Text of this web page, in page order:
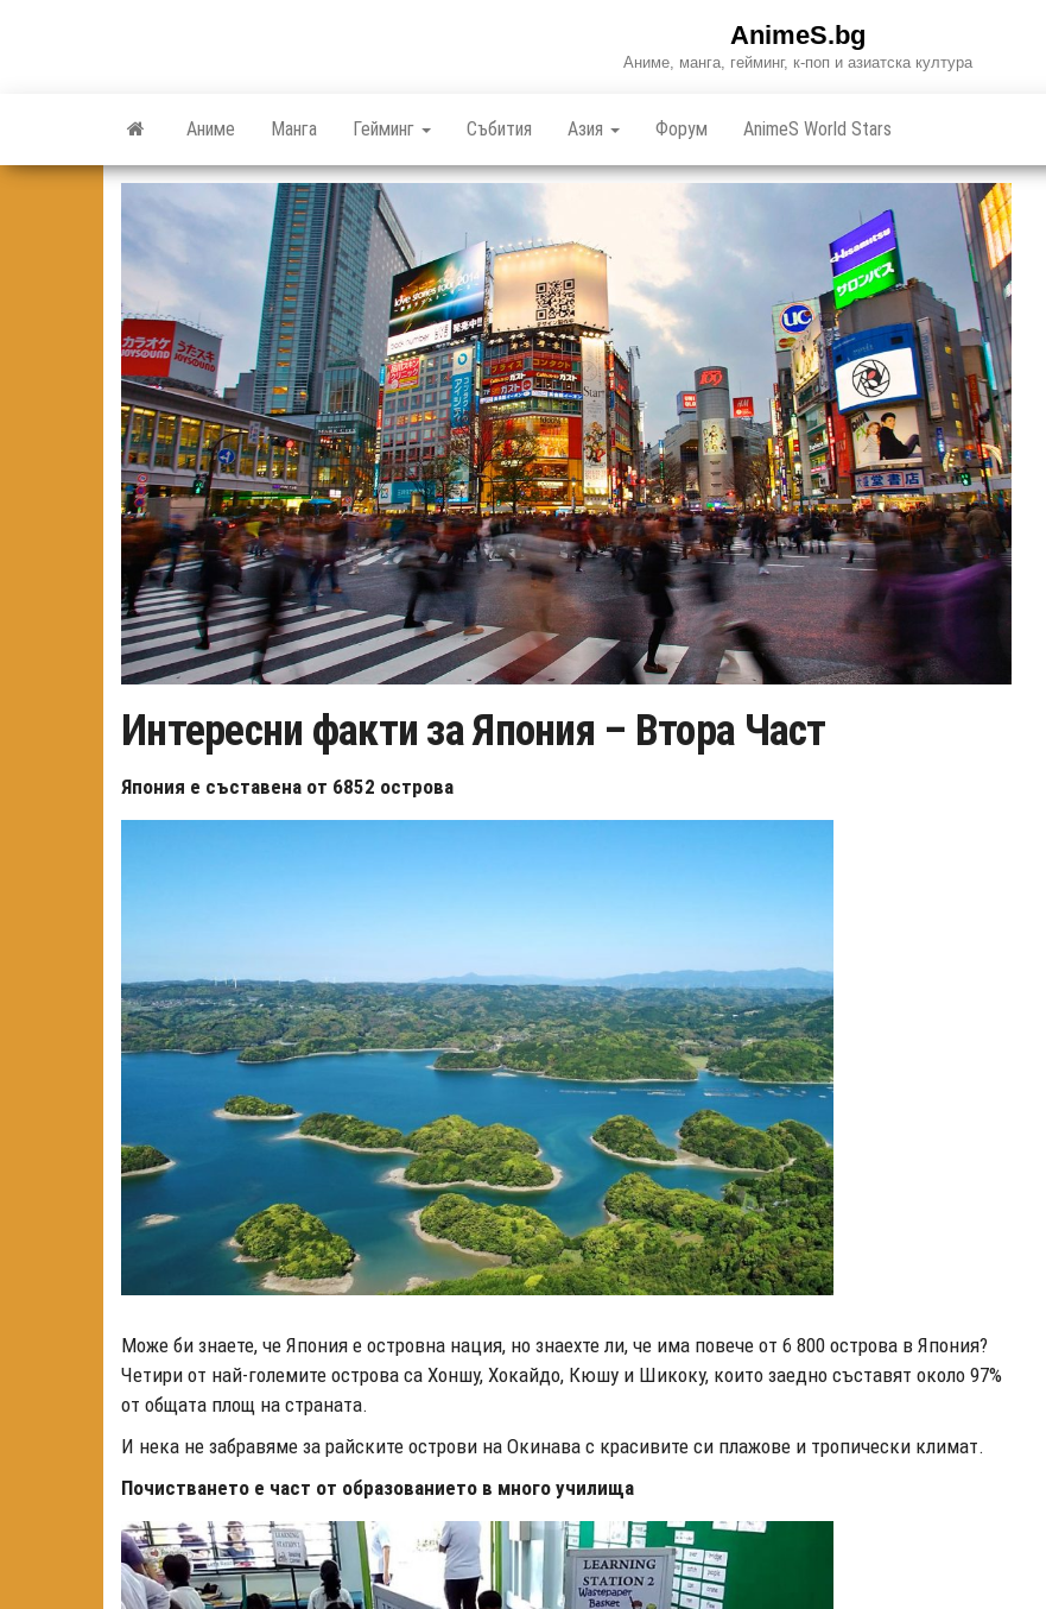
AnimeS.bg
Аниме, манга, гейминг, к-поп и азиатска култура
Аниме Манга Гейминг Събития Азия Форум AnimeS World Stars
Интересни факти за Япония – Втора Част
Япония е съставена от 6852 острова
Може би знаете, че Япония е островна нация, но знаехте ли, че има повече от 6 800 острова в Япония?
Четири от най-големите острова са Хоншу, Хокайдо, Кюшу и Шикоку, които заедно съставят около 97%
от общата площ на страната.
И нека не забравяме за райските острови на Окинава с красивите си плажове и тропически климат.
Почистването е част от образованието в много училища